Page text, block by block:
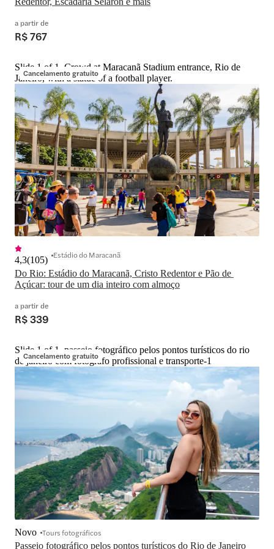
a partir de
R$ 767
Cancelamento gratuito
Slide 1 of 1, Crowd at Maracanã Stadium entrance, Rio de
Janeiro, with a statue of a football player.
Do Rio: Estádio do Maracanã, Cristo Redentor e Pão de
Açúcar: tour de um dia inteiro com almoço
4,3(105) Estádio do Maracanã
a partir de
R$ 339
Cancelamento gratuito
Slide 1 of 1, passeio fotográfico pelos pontos turísticos do rio
de janeiro com fotógrafo profissional e transporte-1
Passeio fotográfico pelos pontos turísticos do Rio de Janeiro
Novo Tours fotográficos